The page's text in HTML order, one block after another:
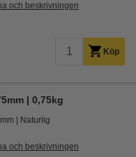
och beskrivningen
Köp
| 0,75kg
Naturlig
och beskrivningen